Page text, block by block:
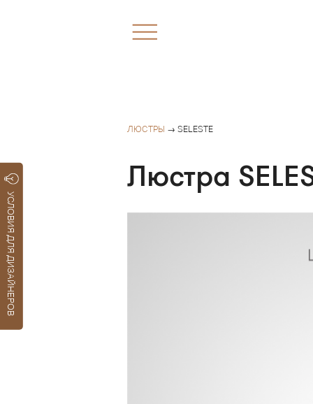
УСЛОВИЯ ДЛЯ ДИЗАЙНЕРОВ
ЛЮСТРЫ → SELESTE
Люстра